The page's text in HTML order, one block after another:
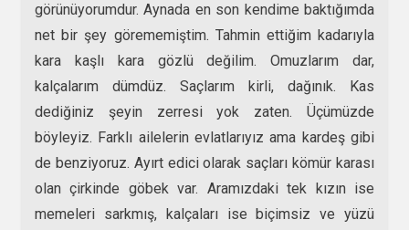
görünüyorumdur. Aynada en son kendime baktığımda
net bir şey görememiştim. Tahmin ettiğim kadarıyla
kara kaşlı kara gözlü değilim. Omuzlarım dar,
kalçalarım dümdüz. Saçlarım kirli, dağınık. Kas
dediğiniz şeyin zerresi yok zaten. Üçümüzde
böyleyiz. Farklı ailelerin evlatlarıyız ama kardeş gibi
de benziyoruz. Ayırt edici olarak saçları kömür karası
olan çirkinde göbek var. Aramızdaki tek kızın ise
memeleri sarkmış, kalçaları ise biçimsiz ve yüzü